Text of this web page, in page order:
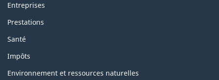
Entreprises
Prestations
Santé
Impôts
Environnement et ressources naturelles